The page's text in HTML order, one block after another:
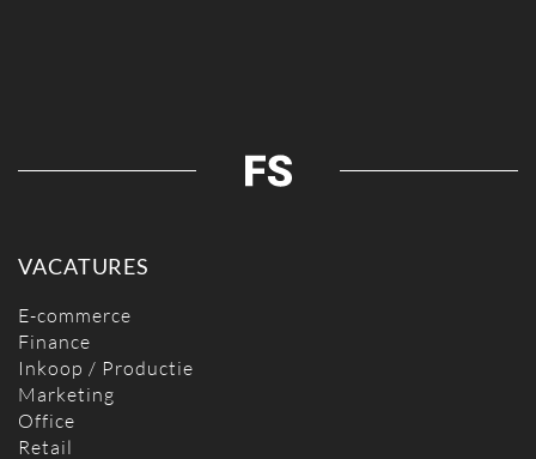
VACATURES
E-commerce
Finance
Inkoop / Productie
Marketing
Office
Retail